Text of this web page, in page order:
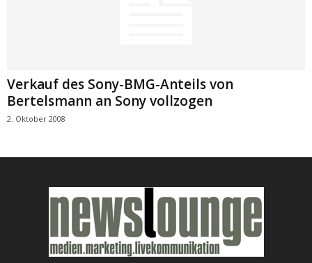
Verkauf des Sony-BMG-Anteils von
Bertelsmann an Sony vollzogen
2. Oktober 2008